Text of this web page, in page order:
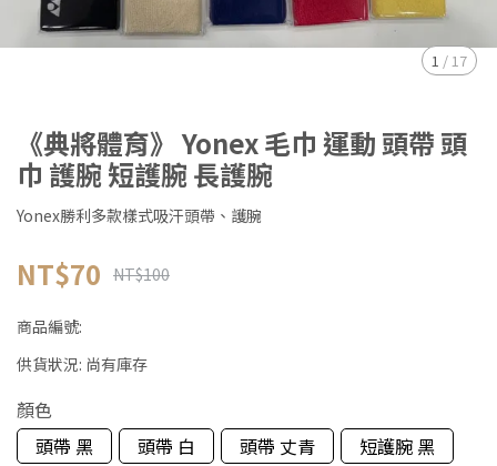
1 / 17
《典將體育》 Yonex 毛巾 運動 頭帶 頭
巾 護腕 短護腕 長護腕
Yonex勝利多款樣式吸汗頭帶、護腕
NT$70 NT$100
商品編號:
供貨狀況: 尚有庫存
顏色
頭帶 黑
頭帶 白 頭帶 丈青
短護腕 黑